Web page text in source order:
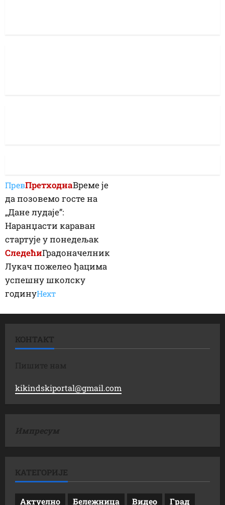
ПревПретходнаВреме је
да позовемо госте на
„Дане лудаје”:
Наранџасти караван
стартује у понедељак
СледећиГрадоначелник
Лукач пожелео ђацима
успешну школску
годинуНеxт
КОНТАКТ
Пишите нам
kikindskiportal@gmail.com
Импресум
КАТЕГОРИЈЕ
Актуелно Бележница Видео Град